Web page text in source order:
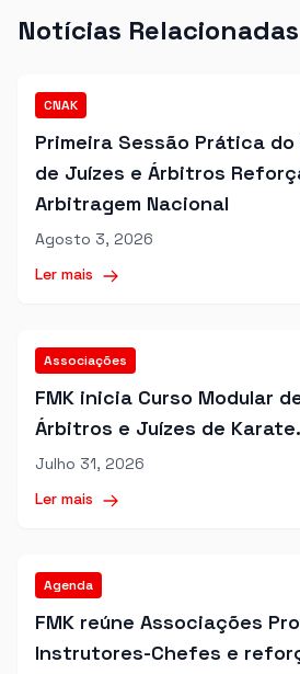
Notícias Relacionadas
CNAK
Primeira Sessão Prática do
de Juízes e Árbitros
Arbitragem Nacional
Agosto 3, 2026
Ler mais
Associações
FMK inicia Curso Modular
Árbitros e Juízes de Karate.
Julho 31, 2026
Ler mais
Agenda
FMK reúne Associações
Instrutores-Chefes e